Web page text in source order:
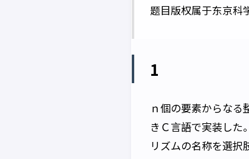
题目版权属于东京科
1
ｎ個の要素からな
きＣ言語で実装した
リズムの名称を選択